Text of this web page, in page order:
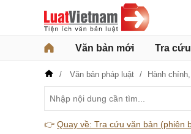
Văn bản mới Tra
Văn bản pháp luật Hành chính,
👉 Quay về: Tra cứu văn bản (phiên